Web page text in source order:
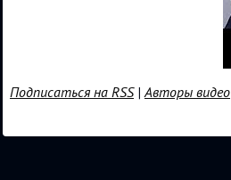
Подписаться на RSS|Авторы видео